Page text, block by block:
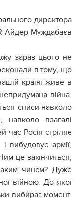
директора
Айдер Муждабаєв
зараз цього не
в тому, що
країні живе в
війна.
списи навколо
навколо взагалі
час Росія стріляє
вибудовує армії,
це закінчиться,
чином? Дуже
війною. До якої
вибирає момент.